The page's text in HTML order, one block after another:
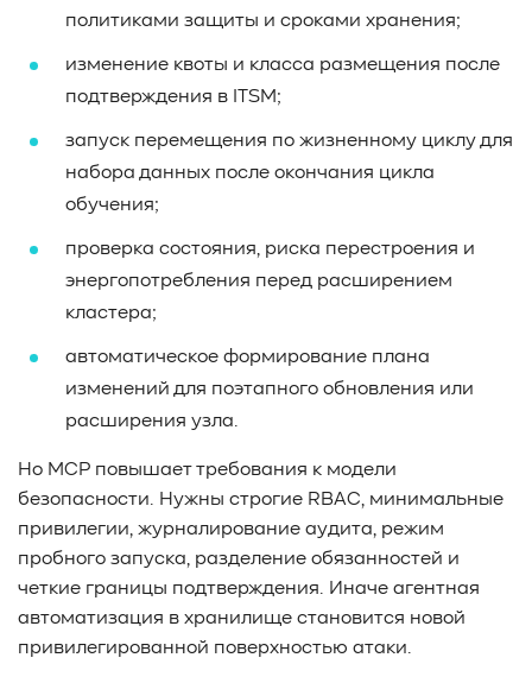
политиками защиты и сроками хранения;
изменение квоты и класса размещения после
подтверждения в ITSM;
запуск перемещения по жизненному циклу для
набора данных после окончания цикла
обучения;
проверка состояния, риска перестроения и
энергопотребления перед расширением
кластера;
автоматическое формирование плана
изменений для поэтапного обновления или
расширения узла.
Но MCP повышает требования к модели
безопасности. Нужны строгие RBAC, минимальные
привилегии, журналирование аудита, режим
пробного запуска, разделение обязанностей и
четкие границы подтверждения. Иначе агентная
автоматизация в хранилище становится новой
привилегированной поверхностью атаки.